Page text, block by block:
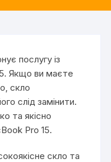
послугу із
Якщо ви маєте
скло
слід замінити.
та якісно
Pro 15.
скло та